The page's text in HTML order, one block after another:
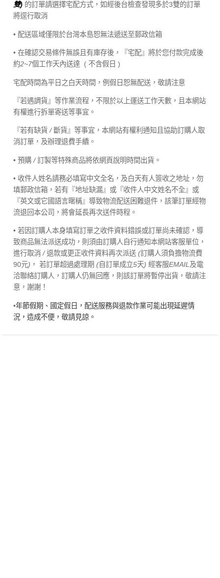
雙) 的訂單請選擇宅配方式，如經後台檢查發現多於3雙的訂單
將逕行取消
• 配送區域僅限於台灣本島恕無法遞送至郵政信箱
• 在確認交易條件無誤且有庫存後，『宅配』將於您付款完成後
約2~7個工作天內送達 ( 不含假日 )
宅配時間為平日之白天時間，例假日恕無配送，敬請注意
『若遇調貨』等作業流程，不限於以上運送工作天數，且本網站
有權進行拆單寄送等事宜。
『若有缺貨/ 斷貨』等事宜，本網站有權利通知且協助訂購人取
消訂單，及辦理退費手續。
• 預購/訂製等特殊商品將依網頁說明時間出貨。
• 收件人姓名請務必填寫中文全名，及白天有人簽收之地址，勿
填郵政信箱，若有『地址缺漏』或『收件人中文姓名不全』或
『英文或它國語言暱稱』導致物流配送困難退件，該筆訂單經物
流退回本公司，將會延長再次送件時程。
• 若因訂購人本身填寫訂單之收件資料錯誤或訂單尚未確認，導
致商品無法派送成功，則須由訂購人自行通知本網站客服單位，
進行取消 /退款或更正收件資料再次派送(訂購人須負擔物流費
90元) ， 若訂單超過處理期 (自訂單成立5天) 經客服EMAIL及電
洽聯絡訂購人，訂購人仍無回應，則該訂單將暫停出貨，敬請注
意，謝謝！
•年節假期、國定假日，配送服務與退款作業可能出現延遲情
況，造成不便，敬請見諒。